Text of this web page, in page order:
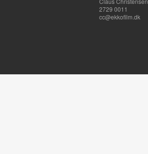
2729 0011
cc@ekkofilm.dk